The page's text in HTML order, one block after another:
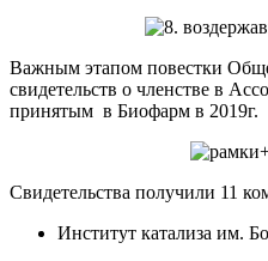
Важным этапом повестки
свидетельств о членстве в
принятым в Биофарм в 2019г.
Свидетельства получили 11
Институт катализа им.